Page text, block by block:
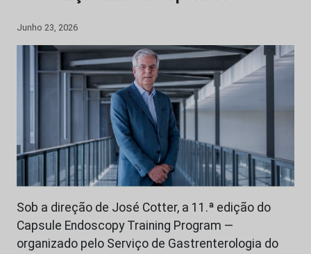
Junho 23, 2026
Sob a direção de José Cotter, a 11.ª edição do
Capsule Endoscopy Training Program —
organizado pelo Serviço de Gastrenterologia do